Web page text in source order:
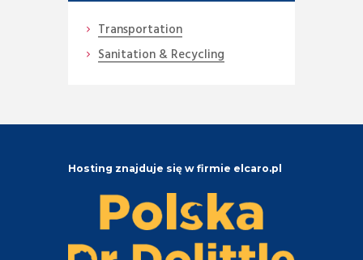
Transportation
Sanitation & Recycling
Hosting znajduje się w firmie elcaro.pl